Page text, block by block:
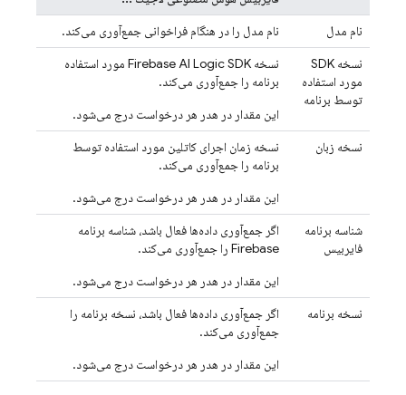
نام مدل
نام مدل را در هنگام فراخوانی جمع‌آوری می‌کند.
نسخه SDK
مورد استفاده
توسط برنامه
نسخه Firebase AI Logic SDK مورد استفاده
برنامه را جمع‌آوری می‌کند.
این مقدار در هدر هر درخواست درج می‌شود.
نسخه زبان
نسخه زمان اجرای کاتلین مورد استفاده توسط
برنامه را جمع‌آوری می‌کند.
این مقدار در هدر هر درخواست درج می‌شود.
شناسه برنامه
فایربیس
اگر جمع‌آوری داده‌ها فعال باشد، شناسه برنامه
Firebase را جمع‌آوری می‌کند.
این مقدار در هدر هر درخواست درج می‌شود.
نسخه برنامه
اگر جمع‌آوری داده‌ها فعال باشد، نسخه برنامه را
جمع‌آوری می‌کند.
این مقدار در هدر هر درخواست درج می‌شود.